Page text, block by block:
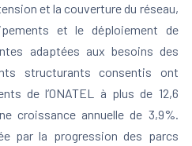
et la couverture du réseau,
et le déploiement de
adaptées aux besoins des
structurants consentis ont
de l’ONATEL à plus de 12,6
croissance annuelle de 3,9%.
par la progression des parcs